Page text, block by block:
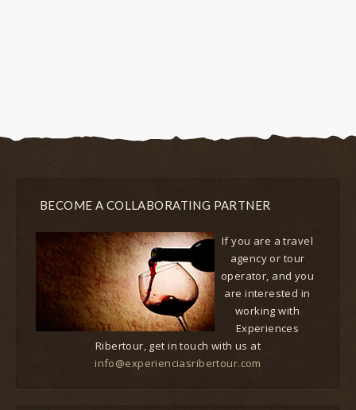
BECOME A COLLABORATING PARTNER
If you are a travel
agency or tour
operator, and you
are interested in
working with
Experiences
Ribertour, get in touch with us at
info@experienciasribertour.com